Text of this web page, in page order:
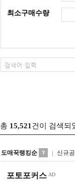
최소구매수량
총 15,521 건이 검색되
도매꾹랭킹순 신규
포토포커스